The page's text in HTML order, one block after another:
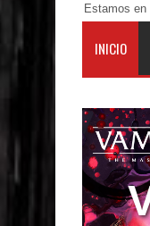
Estamos en
INICIO